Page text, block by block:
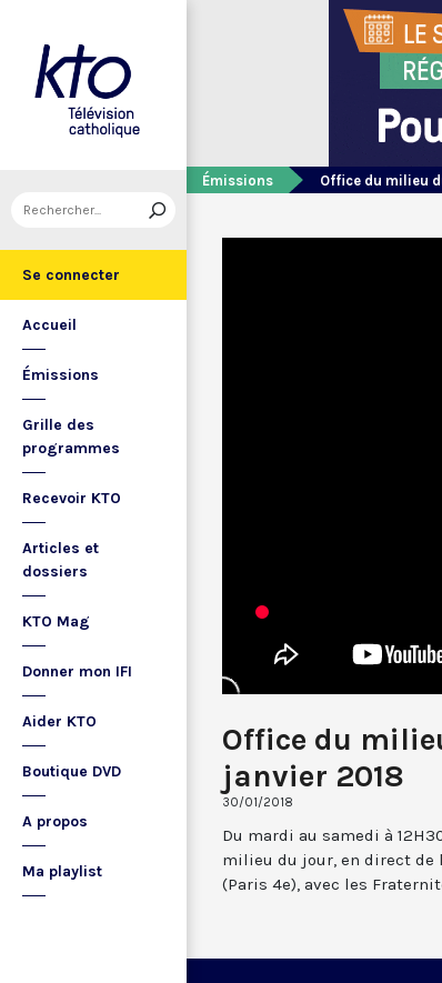
Se connecter
Accueil
Émissions
Grille des
programmes
Recevoir KTO
Articles et
dossiers
KTO Mag
Donner mon IFI
Aider KTO
Boutique DVD
A propos
Ma playlist
Émissions Office du milieu
Office du
janvier 2018
30/01/2018
Du mardi au samedi à
milieu du jour, en direct de
(Paris 4e), avec les